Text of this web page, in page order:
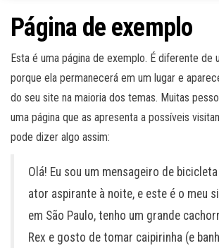
Página de exemplo
Esta é uma página de exemplo. É diferente de
porque ela permanecerá em um lugar e
do seu site na maioria dos temas. Muitas
uma página que as apresenta a possíveis
pode dizer algo assim:
Olá! Eu sou um mensageiro de
ator aspirante à noite, e este é o meu
em São Paulo, tenho um grande
Rex e gosto de tomar caipirinha (e